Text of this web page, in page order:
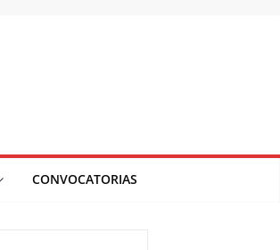
CONVOCATORIAS